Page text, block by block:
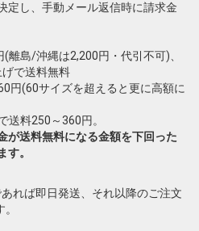
定し、手動メール返信時に請求金
離島/沖縄は2,200円・代引不可)、
で送料無料
円(60サイズを超えると更に高額に
送料250～360円。
が送料無料になる金額を下回った
す。
れば即日発送、それ以降のご注文